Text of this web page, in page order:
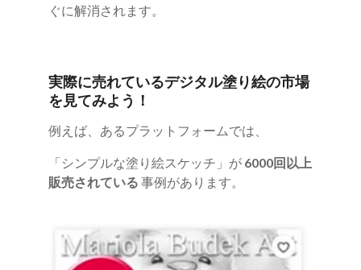
ぐに解消されます。
実際に売れているデジタル塗り絵の市場
を見てみよう！
例えば、あるプラットフォームでは、
「シンプルな塗り絵スケッチ」が 6000回以上
販売されている 事例があります。